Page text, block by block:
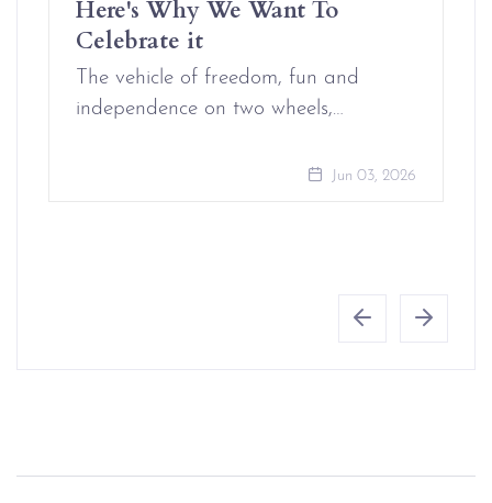
Here's Why We Want To
Celebrate it
The vehicle of freedom, fun and
independence on two wheels,…
Jun 03, 2026